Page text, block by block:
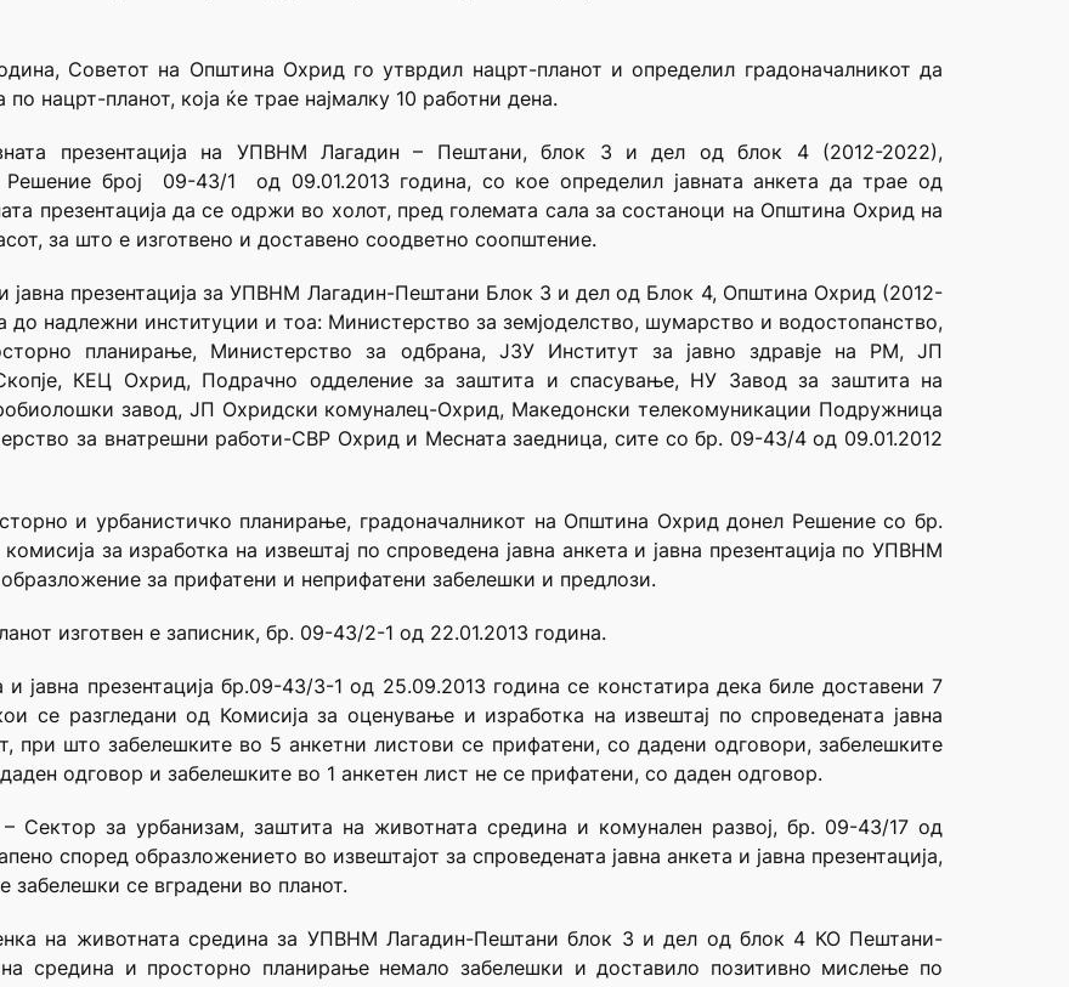
Советот на Општина Охрид го утврдил нацрт-планот и определил градоначалникот да
по нацрт-планот, која ќе трае најмалку 10 работни дена.
презентација на УПВНМ Лагадин – Пештани, блок 3 и дел од блок 4 (2012-2022),
број 09-43/1 од 09.01.2013 година, со кое определил јавната анкета да трае од
презентација да се одржи во холот, пред големата сала за состаноци на Општина Охрид на
за што е изготвено и доставено соодветно соопштение.
јавна презентација за УПВНМ Лагадин-Пештани Блок 3 и дел од Блок 4, Општина Охрид (2012-
надлежни институции и тоа: Министерство за земјоделство, шумарство и водостопанство,
планирање, Министерство за одбрана, ЈЗУ Институт за јавно здравје на РМ, ЈП
КЕЦ Охрид, Подрачно одделение за заштита и спасување, НУ Завод за заштита на
завод, ЈП Охридски комуналец-Охрид, Македонски телекомуникации Подружница
за внатрешни работи-СВР Охрид и Месната заедница, сите со бр. 09-43/4 од 09.01.2012
и урбанистичко планирање, градоначалникот на Општина Охрид донел Решение со бр.
за изработка на извештај по спроведена јавна анкета и јавна презентација по УПВНМ
за прифатени и неприфатени забелешки и предлози.
изготвен е записник, бр. 09-43/2-1 од 22.01.2013 година.
и јавна презентација бр.09-43/3-1 од 25.09.2013 година се констатира дека биле доставени 7
се разгледани од Комисија за оценување и изработка на извештај по спроведената јавна
при што забелешките во 5 анкетни листови се прифатени, со дадени одговори, забелешките
одговор и забелешките во 1 анкетен лист не се прифатени, со даден одговор.
за урбанизам, заштита на животната средина и комунален развој, бр. 09-43/17 од
според образложението во извештајот за спроведената јавна анкета и јавна презентација,
забелешки се вградени во планот.
на животната средина за УПВНМ Лагадин-Пештани блок 3 и дел од блок 4 КО Пештани-
средина и просторно планирање немало забелешки и доставило позитивно мислење по